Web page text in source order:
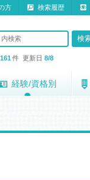
方 検索履歴
161 件 更新日 8/8
経験/資格別
経験/資格別